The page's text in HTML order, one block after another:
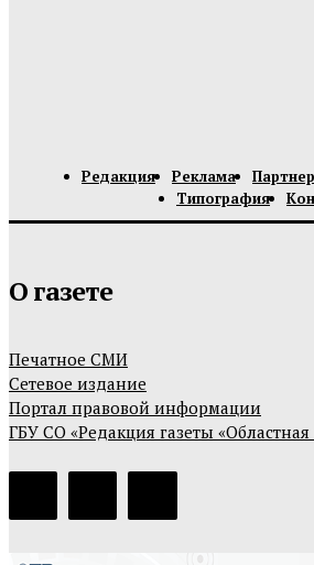
Редакция Реклама
Типография
О газете
Печатное СМИ
Сетевое издание
Портал правовой информации
ГБУ СО «Редакция газеты «Областная